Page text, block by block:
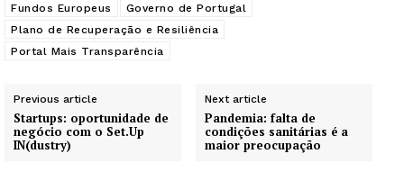
Fundos Europeus
Governo de Portugal
Plano de Recuperação e Resiliência
Portal Mais Transparência
Previous article
Startups: oportunidade de
negócio com o Set.Up
IN(dustry)
Next article
Pandemia: falta de
condições sanitárias é a
maior preocupação